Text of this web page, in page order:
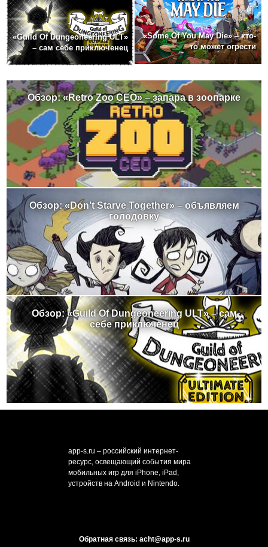
«Guild Of Dungeoneering ULT»
– сам себе приключенец
«Some Of You May Die» – кто-
то может огрести
Обзор: «Retro Zoo CEO» – запара в зоопарке
Обзор: «Don’t Starve Together» – объявляем
голодовку
Обзор: «Guild Of Dungeoneering ULT» – сам
себе приключенец
app-s.ru – российский интернет-
ресурс, освещающий события мира
мобильных игр для iPhone, iPad,
устройств на Android и Nintendo.
Обратная связь: acht@app-s.ru